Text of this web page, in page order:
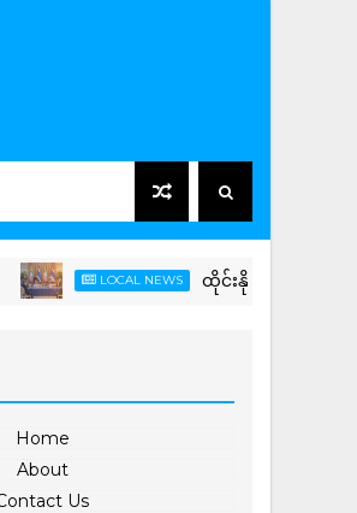
LOCAL NEWS ထိုင်းနိုင်ငံ၌ တရားဝင်ခရီးစ
Home
About
Us